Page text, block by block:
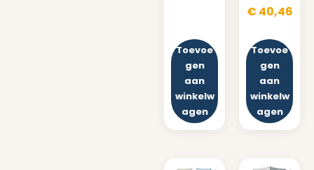
Toevoe
gen
aan
winkelw
agen
€ 40,46
Toevoe
gen
aan
winkelw
agen